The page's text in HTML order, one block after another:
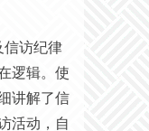
信访纪律
逻辑。使
讲解了信
活动，自